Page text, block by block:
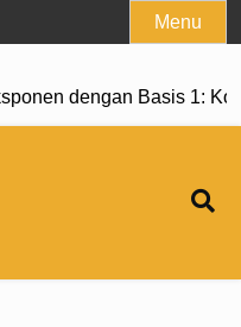
Menu
dengan Basis 1: Konsep